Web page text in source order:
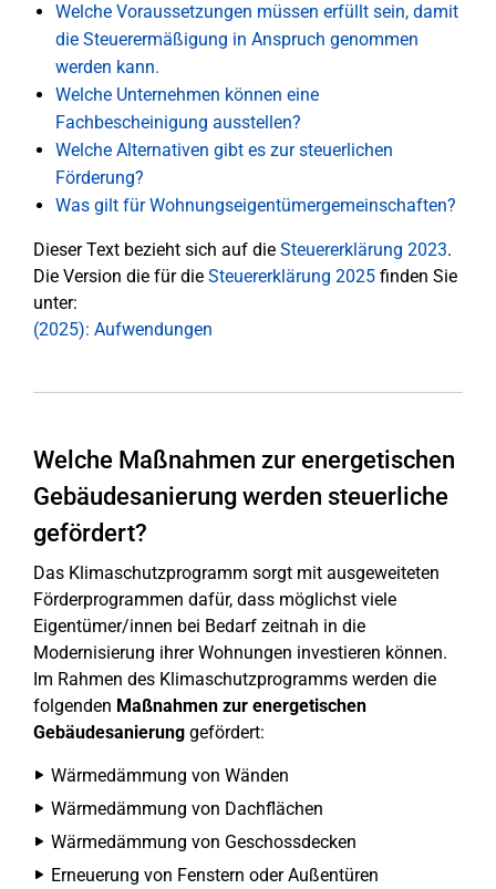
Welche Voraussetzungen müssen erfüllt sein, damit
die Steuerermäßigung in Anspruch genommen
werden kann.
Welche Unternehmen können eine
Fachbescheinigung ausstellen?
Welche Alternativen gibt es zur steuerlichen
Förderung?
Was gilt für Wohnungseigentümergemeinschaften?
Dieser Text bezieht sich auf die Steuererklärung 2023.
Die Version die für die Steuererklärung 2025 finden Sie
unter:
(2025): Aufwendungen
Welche Maßnahmen zur ener­ge­ti­schen
Ge­bäu­des­a­nie­run­g werden steu­er­li­che
gefördert?
Das Klimaschutzprogramm sorgt mit ausgeweiteten
Förderprogrammen dafür, dass möglichst viele
Eigentümer/innen bei Bedarf zeitnah in die
Modernisierung ihrer Wohnungen investieren können.
Im Rahmen des Klimaschutzprogramms werden die
folgenden Maßnahmen zur energetischen
Gebäudesanierung gefördert:
Wärmedämmung von Wänden
Wärmedämmung von Dachflächen
Wärmedämmung von Geschossdecken
Erneuerung von Fenstern oder Außentüren